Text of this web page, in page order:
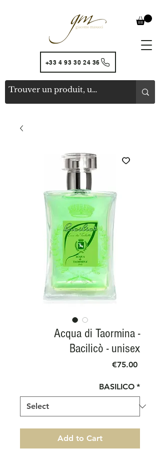
+33 4 93 30 24 36
Acqua di Taormina -
Bacilicò - unisex
€75.00Price
BASILICO *
Add to Cart